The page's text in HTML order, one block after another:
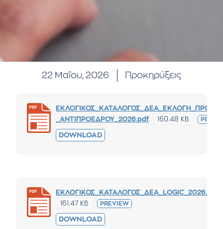
22 Μαΐου, 2026 Προκηρύξεις
_ΑΝΤΙΠΡΟΕΔΡΟΥ_2026.pdf
160.48 KB
DOWNLOAD
ΕΚΛΟΓΙΚΟΣ_ΚΑΤΑΛΟΓΟΣ_ΔΕΑ_LOGIC_2026.pdf
161.47 KB PREVIEW
DOWNLOAD